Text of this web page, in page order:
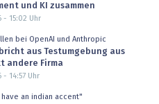
und KI zusammen
- 15:02 Uhr
bei OpenAI und Anthropic
aus Testumgebung aus
andere Firma
- 14:57Uhr
an indian accent"